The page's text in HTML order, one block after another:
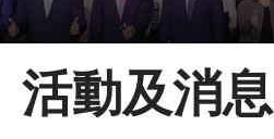
主頁
關於LSCM
活動及消息